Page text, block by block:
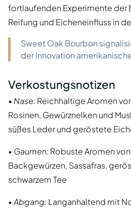
fortlaufenden Experimente der
Reifung und Eicheneinfluss in
Sweet Oak Bourbon
der Innovation
Verkostungsnotizen
• Nase:Reichhaltige Aromen
Rosinen, Gewürznelken und
süßes Leder und geröstete
• Gaumen:Robuste Aromen
Backgewürzen, Sassafras,
schwarzem Tee
•Abgang:Langanhaltend mit